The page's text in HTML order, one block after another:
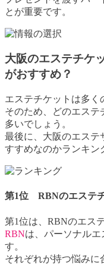
とが重要です。
大阪のエステチケ
がおすすめ？
エステチケットは多く
そのため、どのエステ
多いでしょう。
最後に、大阪のエステ
すすめなのかランキン
第1位 RBNのエステ
第1位は、RBNのエス
RBNは、パーソナル
す。
それぞれが持つ悩みに